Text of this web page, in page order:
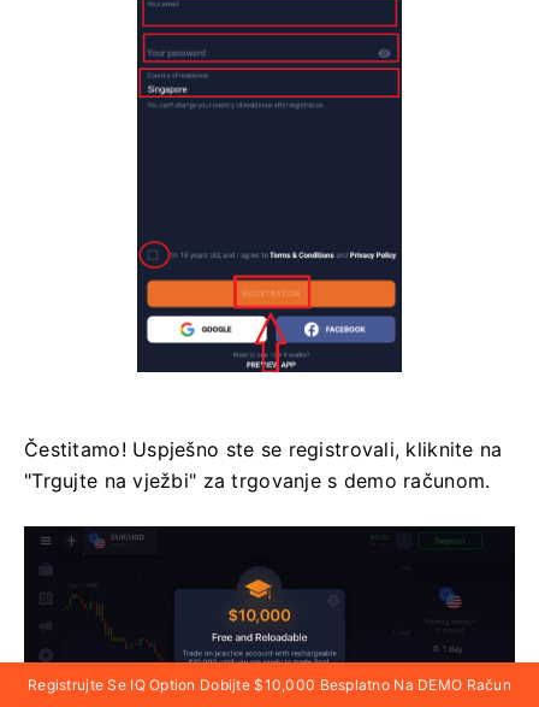
Čestitamo! Uspješno ste se registrovali, kliknite na
"Trgujte na vježbi" za trgovanje s demo računom.
Registrujte Se IQ Option Dobijte $10,000 Besplatno Na DEMO Račun